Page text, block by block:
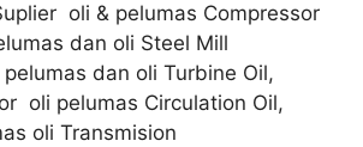
oli & pelumas Compressor
dan oli Steel Mill
dan oli Turbine Oil,
oli pelumas Circulation Oil,
oli Transmision